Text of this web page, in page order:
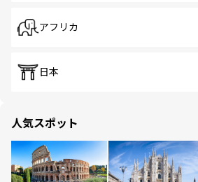
アフリカ
日本
人気スポット